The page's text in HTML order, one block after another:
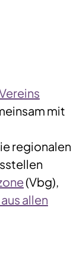
mit
regionalen
(Vbg),
allen